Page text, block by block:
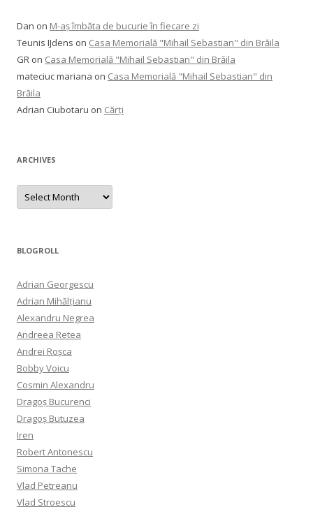
Dan on M-aș îmbăta de bucurie în fiecare zi
Teunis IJdens on Casa Memorială "Mihail Sebastian" din Brăila
GR on Casa Memorială "Mihail Sebastian" din Brăila
mateciuc mariana on Casa Memorială "Mihail Sebastian" din
Brăila
Adrian Ciubotaru on Cărți
ARCHIVES
Archives
BLOGROLL
Adrian Georgescu
Adrian Mihălțianu
Alexandru Negrea
Andreea Retea
Andrei Roșca
Bobby Voicu
Cosmin Alexandru
Dragoș Bucurenci
Dragoș Butuzea
Iren
Robert Antonescu
Simona Tache
Vlad Petreanu
Vlad Stroescu